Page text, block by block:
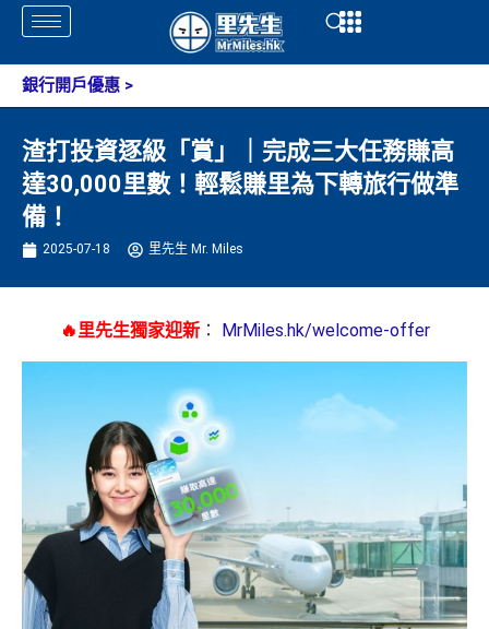
Skip
content
Open
銀行開戶優惠 >
渣打投資逐級「賞」｜完成三大任務賺高
達30,000里數！輕鬆賺里為下轉旅行做準
備！
2025-07-18 里先生 Mr. Miles
🔥里先生獨家迎新： MrMiles.hk/welcome-offer